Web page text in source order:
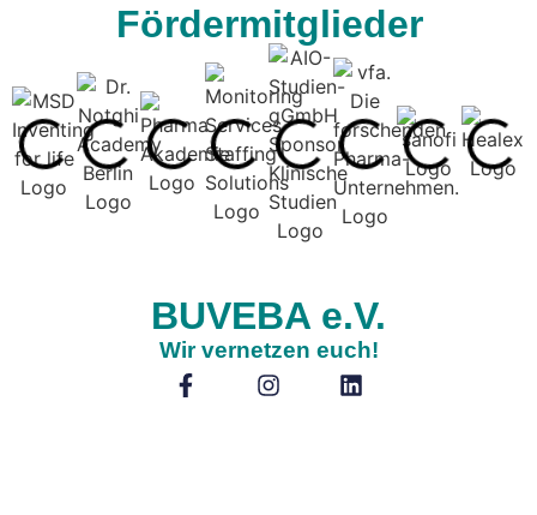
Fördermitglieder
BUVEBA e.V.
Wir vernetzen euch!